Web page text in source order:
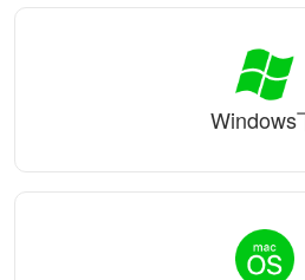
Windows